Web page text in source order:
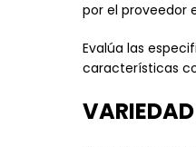
por el proveedor
Evalúa las
características